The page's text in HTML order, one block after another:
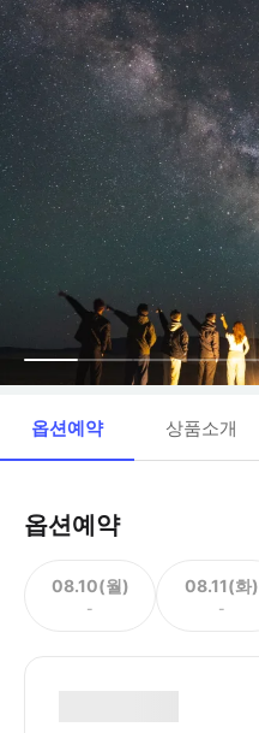
옵션예약 상품소개
옵션예약
08.10(월)
-
08.11(화)
-